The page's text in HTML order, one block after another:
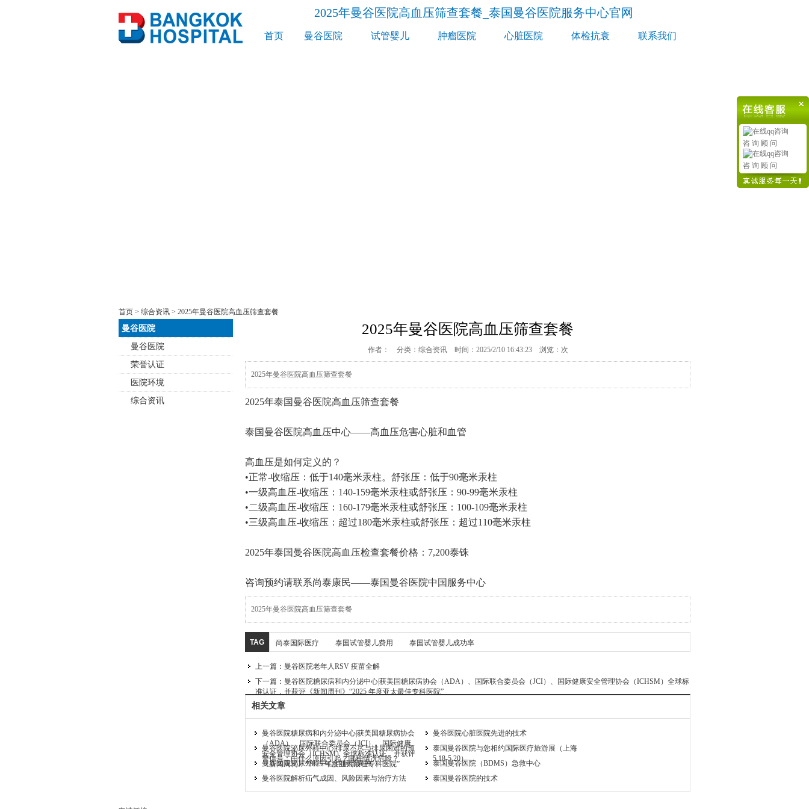
2025年曼谷医院高血压筛查套餐_泰国曼谷医院服务中心官网
首页 曼谷医院 试管婴儿 肿瘤医院 心脏医院 体检抗衰 联系我们
咨 询 顾 问
咨 询 顾 问
首页 > 综合资讯 > 2025年曼谷医院高血压筛查套餐
曼谷医院
曼谷医院
荣誉认证
医院环境
综合资讯
2025年曼谷医院高血压筛查套餐
作者： 分类： 综合资讯时间：2025/2/10 16:43:23 浏览：次
2025年曼谷医院高血压筛查套餐
2025年泰国曼谷医院高血压筛查套餐
泰国曼谷医院高血压中心——高血压危害心脏和血管
高血压是如何定义的？
•正常-收缩压：低于140毫米汞柱。舒张压：低于90毫米汞柱
•一级高血压-收缩压：140-159毫米汞柱或舒张压：90-99毫米汞柱
•二级高血压-收缩压：160-179毫米汞柱或舒张压：100-109毫米汞柱
•三级高血压-收缩压：超过180毫米汞柱或舒张压：超过110毫米汞柱
2025年泰国曼谷医院高血压检查套餐价格：7,200泰铢
咨询预约请联系尚泰康民——泰国曼谷医院中国服务中心
2025年曼谷医院高血压筛查套餐
TAG 尚泰国际医疗 泰国试管婴儿费用 泰国试管婴儿成功率
上一篇： 曼谷医院老年人RSV 疫苗全解
下一篇： 曼谷医院糖尿病和内分泌中心|获美国糖尿病协会（ADA）、国际联合委员会（JCI）、国际健康安全管理协会（ICHSM）全球标
准认证，并获评《新闻周刊》“2025 年度亚太最佳专科医院”
相关文章
曼谷医院糖尿病和内分泌中心|获美国糖尿病协会
（ADA）、国际联合委员会（JCI）、国际健康
安全管理协会（ICHSM）全球标准认证，并获评
《新闻周刊》“2025 年度亚太最佳专科医院”
曼谷医院泌尿外科中心|排尿不尽与排尿困难的预
警信号：由什么原因引起？哪种情况危险？
曼谷医院泌尿外科中心|详解肾囊肿
曼谷医院解析疝气成因、风险因素与治疗方法
曼谷医院心脏医院先进的技术
泰国曼谷医院与您相约国际医疗旅游展（上海
5.18-5.20）
泰国曼谷医院（BDMS）急救中心
泰国曼谷医院的技术